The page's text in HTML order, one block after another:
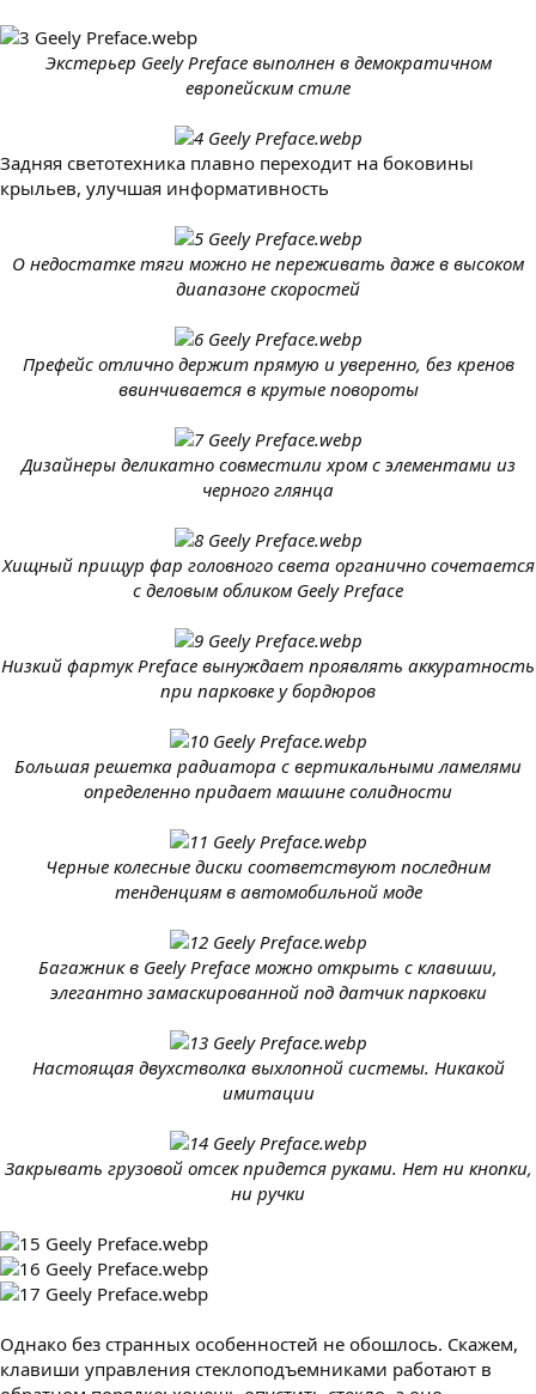
Экстерьер Geely Preface выполнен в демократичном
европейским стиле
Задняя светотехника плавно переходит на боковины
крыльев, улучшая информативность
О недостатке тяги можно не переживать даже в высоком
диапазоне скоростей
Префейс отлично держит прямую и уверенно, без кренов
ввинчивается в крутые повороты
Дизайнеры деликатно совместили хром с элементами из
черного глянца
Хищный прищур фар головного света органично сочетается
с деловым обликом Geely Preface
Низкий фартук Preface вынуждает проявлять аккуратность
при парковке у бордюров
Большая решетка радиатора с вертикальными ламелями
определенно придает машине солидности
Черные колесные диски соответствуют последним
тенденциям в автомобильной моде
Багажник в Geely Preface можно открыть с клавиши,
элегантно замаскированной под датчик парковки
Настоящая двухстволка выхлопной системы. Никакой
имитации
Закрывать грузовой отсек придется руками. Нет ни кнопки,
ни ручки
Однако без странных особенностей не обошлось. Скажем,
клавиши управления стеклоподъемниками работают в